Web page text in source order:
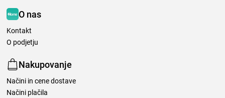
O nas
Kontakt
O podjetju
Nakupovanje
Načini in cene dostave
Načini plačila